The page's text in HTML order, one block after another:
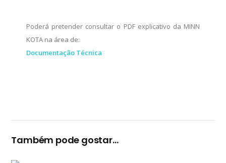
Poderá pretender consultar o PDF explicativo da MINN
KOTA na área de:
Documentação Técnica
Também pode gostar…